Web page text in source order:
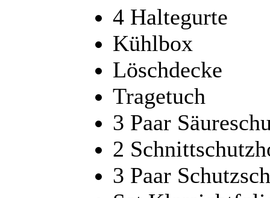
4 Haltegurte
Kühlbox
Löschdecke
Tragetuch
3 Paar
2
3 Paar